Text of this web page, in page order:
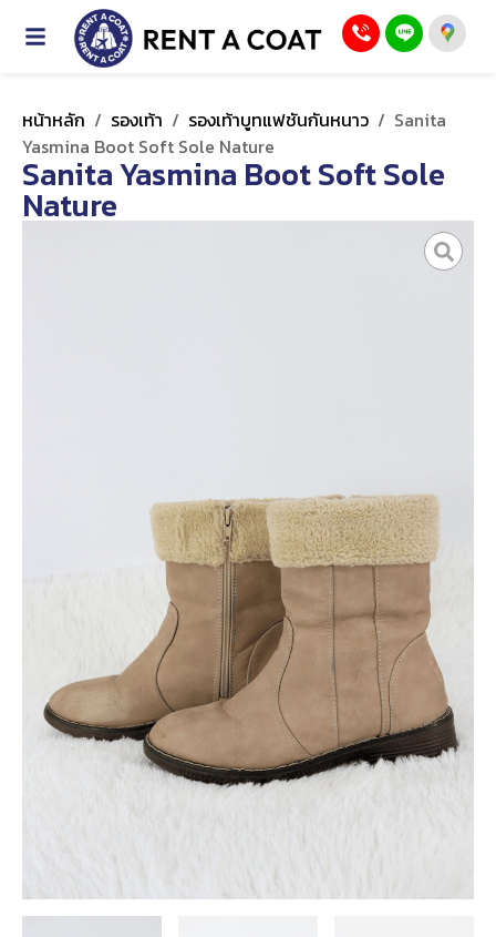
หน้าหลัก / รองเท้า / รองเท้าบูทแฟชันกันหนาว / Sanita
Yasmina Boot Soft Sole Nature
Sanita Yasmina Boot Soft Sole
Nature